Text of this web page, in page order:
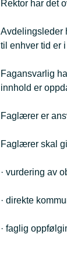
Rektor har det
Avdelingsleder
til enhver tid er
Fagansvarlig
innhold er
Faglærer er
Faglærer skal
· vurdering av
· direkte
· faglig